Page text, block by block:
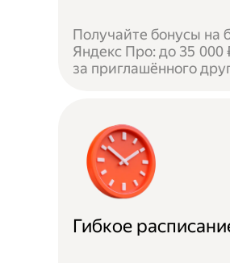
Получайте бонусы на
Яндекс Про: до 35 000
за приглашённого
Гибкое